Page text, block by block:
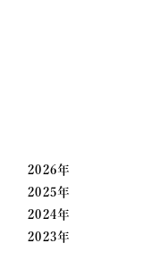
2026年
2025年
2024年
2023年